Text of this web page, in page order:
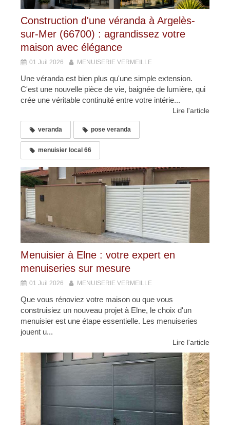
Construction d'une véranda à Argelès-
sur-Mer (66700) : agrandissez votre
maison avec élégance
01 Juil 2026 MENUISERIE VERMEILLE
Une véranda est bien plus qu'une simple extension.
C'est une nouvelle pièce de vie, baignée de lumière, qui
crée une véritable continuité entre votre intérie...
Lire l'article
veranda pose veranda
menuisier local 66
Menuisier à Elne : votre expert en
menuiseries sur mesure
01 Juil 2026 MENUISERIE VERMEILLE
Que vous rénoviez votre maison ou que vous
construisiez un nouveau projet à Elne, le choix d'un
menuisier est une étape essentielle. Les menuiseries
jouent u...
Lire l'article